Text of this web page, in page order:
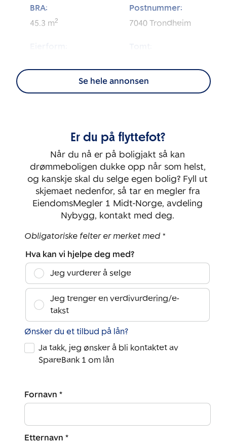
BRA:
45.3 m2
Postnummer:
7040 Trondheim
Byggeår:
2
Soverom:
1
Se hele annonsen
Er du på flyttefot?
Når du nå er på boligjakt så kan
drømmeboligen dukke opp når som helst,
og kanskje skal du selge egen bolig? Fyll ut
skjemaet nedenfor, så tar en megler fra
EiendomsMegler 1 Midt-Norge, avdeling
Nybygg, kontakt med deg.
Obligatoriske felter er merket med *
Hva kan vi hjelpe deg med?
Jeg vurderer å selge
Jeg trenger en verdivurdering/e-
takst
Ønsker du et tilbud på lån?
Ja takk, jeg ønsker å bli kontaktet av
SpareBank 1 om lån
Fornavn *
Etternavn *